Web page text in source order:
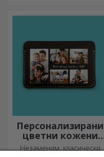
Персонализирани
цветни кожени
портфейли
Незаменим, класически